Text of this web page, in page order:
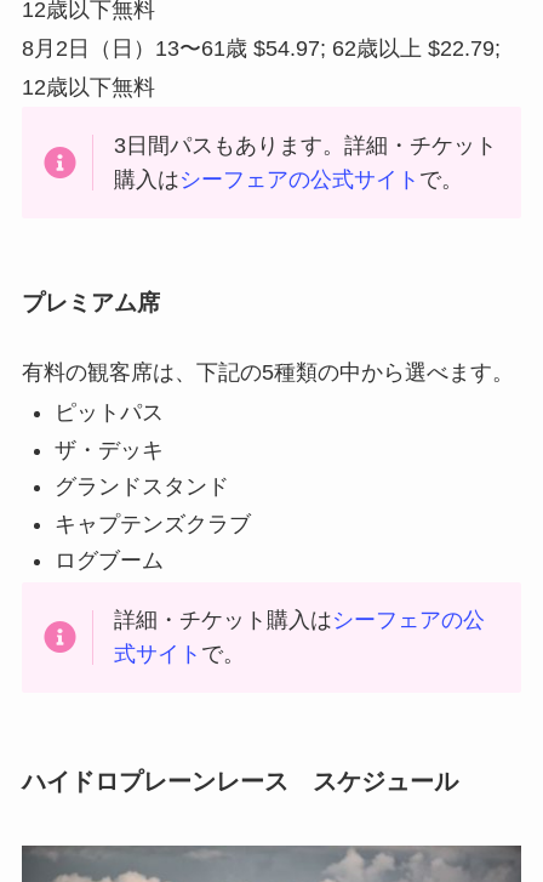
12歳以下無料
8月2日（日）13〜61歳 $54.97; 62歳以上 $22.79;
12歳以下無料
3日間パスもあります。詳細・チケット
購入はシーフェアの公式サイト で。
プレミアム席
有料の観客席は、下記の5種類の中から選べます。
ピットパス
ザ・デッキ
グランドスタンド
キャプテンズクラブ
ログブーム
詳細・チケット購入はシーフェアの公
式サイト で。
ハイドロプレーンレース スケジュール